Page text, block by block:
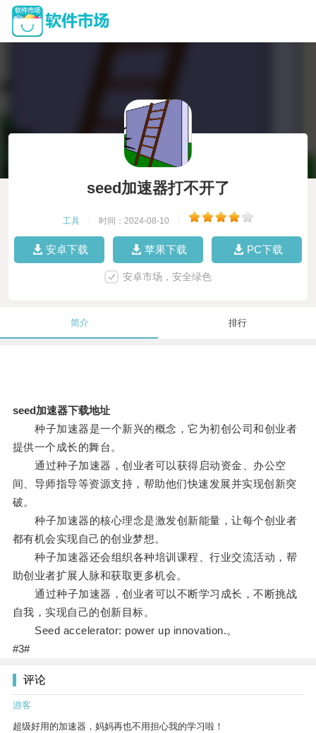
seed加速器打不开了
工具 时间：2024-08-10
安卓下载 苹果下载 PC下载
安卓市场，安全绿色
简介 排行
seed加速器下载地址
种子加速器是一个新兴的概念，它为初创公司和创业者
提供一个成长的舞台。
通过种子加速器，创业者可以获得启动资金、办公空
间、导师指导等资源支持，帮助他们快速发展并实现创新突
破。
种子加速器的核心理念是激发创新能量，让每个创业者
都有机会实现自己的创业梦想。
种子加速器还会组织各种培训课程、行业交流活动，帮
助创业者扩展人脉和获取更多机会。
通过种子加速器，创业者可以不断学习成长，不断挑战
自我，实现自己的创新目标。
Seed accelerator: power up innovation.。
#3#
评论
游客
超级好用的加速器，妈妈再也不用担心我的学习啦！